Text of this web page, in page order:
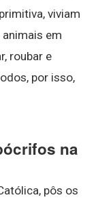
viviam
em
roubar e
por isso,
na
pôs os